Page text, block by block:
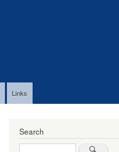
Links
Search
Search